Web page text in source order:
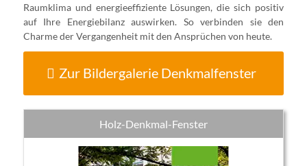
Raumklima und energieeffiziente Lösungen, die sich positiv
auf Ihre Energiebilanz auswirken. So verbinden sie den
Charme der Vergangenheit mit den Ansprüchen von heute.
Zur Bildergalerie Denkmalfenster
Holz-Denkmal-Fenster